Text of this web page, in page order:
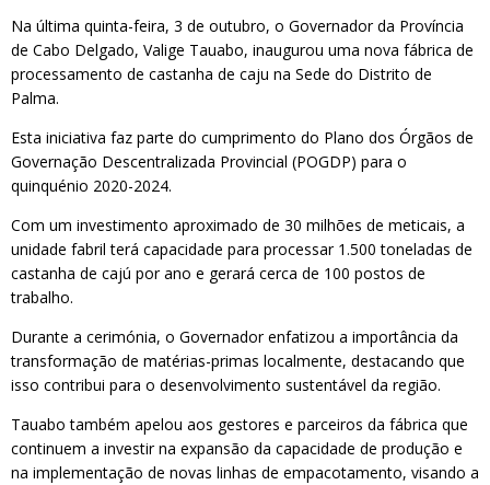
Na última quinta-feira, 3 de outubro, o Governador da Província
de Cabo Delgado, Valige Tauabo, inaugurou uma nova fábrica de
processamento de castanha de caju na Sede do Distrito de
Palma.
Esta iniciativa faz parte do cumprimento do Plano dos Órgãos de
Governação Descentralizada Provincial (POGDP) para o
quinquénio 2020-2024.
Com um investimento aproximado de 30 milhões de meticais, a
unidade fabril terá capacidade para processar 1.500 toneladas de
castanha de cajú por ano e gerará cerca de 100 postos de
trabalho.
Durante a cerimónia, o Governador enfatizou a importância da
transformação de matérias-primas localmente, destacando que
isso contribui para o desenvolvimento sustentável da região.
Tauabo também apelou aos gestores e parceiros da fábrica que
continuem a investir na expansão da capacidade de produção e
na implementação de novas linhas de empacotamento, visando a